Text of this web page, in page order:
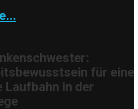
für eine
Laufbahn in der